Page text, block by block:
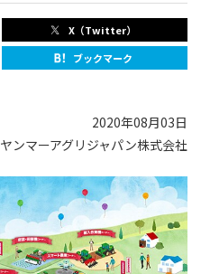
X（Twitter）
ブックマーク
2020年08月03日
ヤンマーアグリジャパン株式会社